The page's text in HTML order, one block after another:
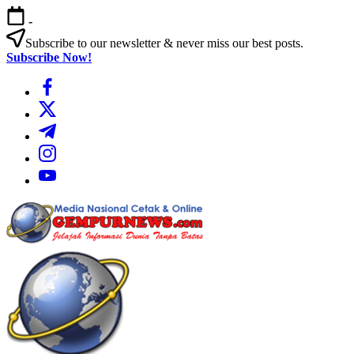
Skip
to
content
-
Subscribe to our newsletter & never miss our best posts.
Subscribe Now!
https://www.facebook.com/
https://twitter.com/
https://t.me/
https://www.instagram.com/
https://youtube.com/